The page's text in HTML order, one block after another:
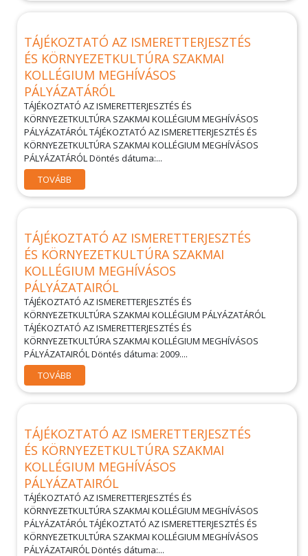
TÁJÉKOZTATÓ AZ ISMERETTERJESZTÉS
ÉS KÖRNYEZETKULTÚRA SZAKMAI
KOLLÉGIUM MEGHÍVÁSOS
PÁLYÁZATÁRÓL
TÁJÉKOZTATÓ AZ ISMERETTERJESZTÉS ÉS
KÖRNYEZETKULTÚRA SZAKMAI KOLLÉGIUM MEGHÍVÁSOS
PÁLYÁZATÁRÓL TÁJÉKOZTATÓ AZ ISMERETTERJESZTÉS ÉS
KÖRNYEZETKULTÚRA SZAKMAI KOLLÉGIUM MEGHÍVÁSOS
PÁLYÁZATÁRÓL Döntés dátuma:...
TOVÁBB
TÁJÉKOZTATÓ AZ ISMERETTERJESZTÉS
ÉS KÖRNYEZETKULTÚRA SZAKMAI
KOLLÉGIUM MEGHÍVÁSOS
PÁLYÁZATAIRÓL
TÁJÉKOZTATÓ AZ ISMERETTERJESZTÉS ÉS
KÖRNYEZETKULTÚRA SZAKMAI KOLLÉGIUM PÁLYÁZATÁRÓL
TÁJÉKOZTATÓ AZ ISMERETTERJESZTÉS ÉS
KÖRNYEZETKULTÚRA SZAKMAI KOLLÉGIUM MEGHÍVÁSOS
PÁLYÁZATAIRÓL Döntés dátuma: 2009....
TOVÁBB
TÁJÉKOZTATÓ AZ ISMERETTERJESZTÉS
ÉS KÖRNYEZETKULTÚRA SZAKMAI
KOLLÉGIUM MEGHÍVÁSOS
PÁLYÁZATAIRÓL
TÁJÉKOZTATÓ AZ ISMERETTERJESZTÉS ÉS
KÖRNYEZETKULTÚRA SZAKMAI KOLLÉGIUM MEGHÍVÁSOS
PÁLYÁZATÁRÓL TÁJÉKOZTATÓ AZ ISMERETTERJESZTÉS ÉS
KÖRNYEZETKULTÚRA SZAKMAI KOLLÉGIUM MEGHÍVÁSOS
PÁLYÁZATAIRÓL Döntés dátuma:...